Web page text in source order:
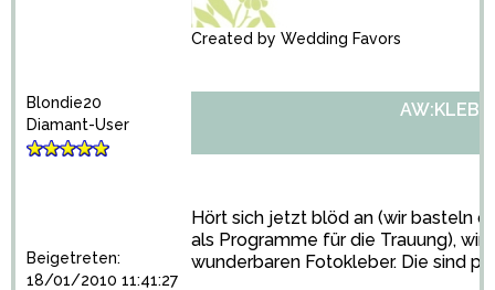
Created by Wedding Favors
Blondie20
Diamant-User
Beigetreten:
18/01/2010 11:41:27
Hört sich jetzt blöd an (wir basteln
als Programme für die Trauung), wir
wunderbaren Fotokleber. Die sind